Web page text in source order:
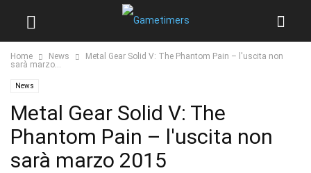
Home News
Metal Gear Solid V: The Phantom Pain – l'uscita non
sarà marzo...
News
Metal Gear Solid V: The
Phantom Pain – l'uscita non
sarà marzo 2015